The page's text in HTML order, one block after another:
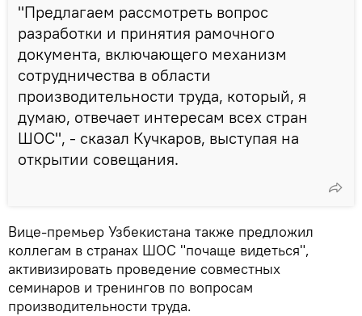
"Предлагаем рассмотреть вопрос
разработки и принятия рамочного
документа, включающего механизм
сотрудничества в области
производительности труда, который, я
думаю, отвечает интересам всех стран
ШОС", - сказал Кучкаров, выступая на
открытии совещания.
Вице-премьер Узбекистана также предложил
коллегам в странах ШОС "почаще видеться",
активизировать проведение совместных
семинаров и тренингов по вопросам
производительности труда.